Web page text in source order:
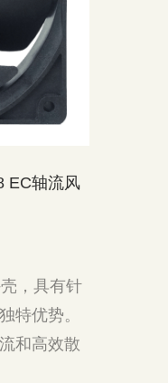
轴流风
，具有针
特优势。
和高效散